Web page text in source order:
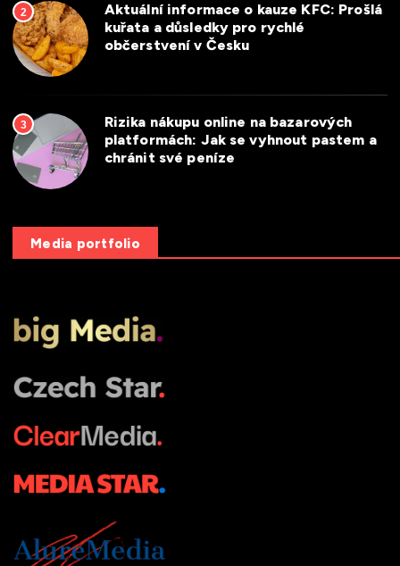
2
Aktuální informace o kauze KFC: Prošlá
kuřata a důsledky pro rychlé
občerstvení v Česku
3
Rizika nákupu online na bazarových
platformách: Jak se vyhnout pastem a
chránit své peníze
Media portfolio